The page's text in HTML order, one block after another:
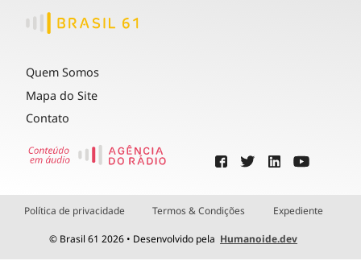
Quem Somos
Mapa do Site
Contato
Política de privacidade Termos & Condições Expediente
© Brasil 61 2026 • Desenvolvido pela Humanoide.dev